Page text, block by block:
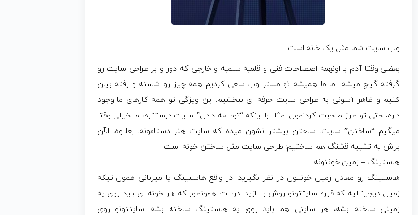
وب سایت شما مثل یک خانه است
بعضی وقتا آدم با اونهمه اصطلاحات فنی و قلمبه سلمبه و خارجی که دور و بر طراحی سایت رو
گرفته گیج میشه. اما ما همیشه تو مستر وب سعی کردیم همه چیز رو شسته و رفته بیان
کنیم و ظاهر آسونی به طراحی سایت حرفه ای ببخشیم. این ویژگی تو همه کارهای ما وجود
داره، حتی تو طرز صحبت کردنمون. مثلا با اینکه “توسعه دادن” سایت درستتره، ما خیلی وقتا
میگیم “ساختن” سایت. ساختن بیشتر نشون میده که سایت هنر دستامونه. بعلاوه، الآن
براش یه تشبیه قشنگ هم ساختیم: طراحی سایت مثل ساختن خونه است.
هاستینگ – زمین خونتونه
هاستینگ رو معادل زمین خونتون در نظر بگیرید. در واقع هاستینگ یا میزبانی همون تیکه
زمین دیجیتالیه که قراره سایتتونو روش بسازید. درست همونطور که هر خونه ای باید روی یه
زمینی ساخته بشه، هر سایتی هم باید روی یه هاستینگ ساخته بشه. سایتتونو روی